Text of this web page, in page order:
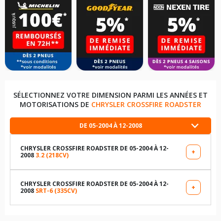
SÉLECTIONNEZ VOTRE DIMENSION PARMI LES ANNÉES ET
MOTORISATIONS DE CHRYSLER CROSSFIRE ROADSTER
DE 05-2004 À 12-2008
CHRYSLER CROSSFIRE ROADSTER DE 05-2004 À 12-
2008 3.2 (218CV)
+
225/40R18 92 Y
CHRYSLER CROSSFIRE ROADSTER DE 05-2004 À 12-
2008 SRT-6 (335CV)
+